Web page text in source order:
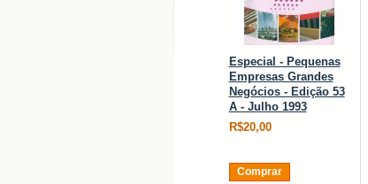
Especial - Pequenas
Empresas Grandes
Negócios - Edição 53
A - Julho 1993
R$20,00
Comprar